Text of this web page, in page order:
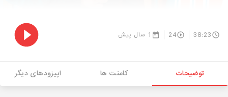
38:23
24 1 سال پیش
توضیحات کامنت ها اپیزودهای دیگر